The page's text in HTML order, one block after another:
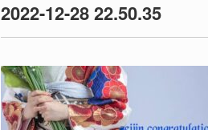
2022-12-28 22.50.35